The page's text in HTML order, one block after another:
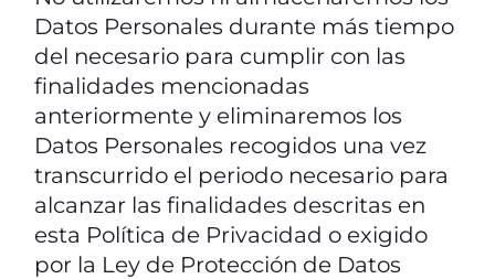
Datos Personales durante más tiempo
del necesario para cumplir con las
finalidades mencionadas
anteriormente y eliminaremos los
Datos Personales recogidos una vez
transcurrido el periodo necesario para
alcanzar las finalidades descritas en
esta Política de Privacidad o exigido
por la Ley de Protección de Datos